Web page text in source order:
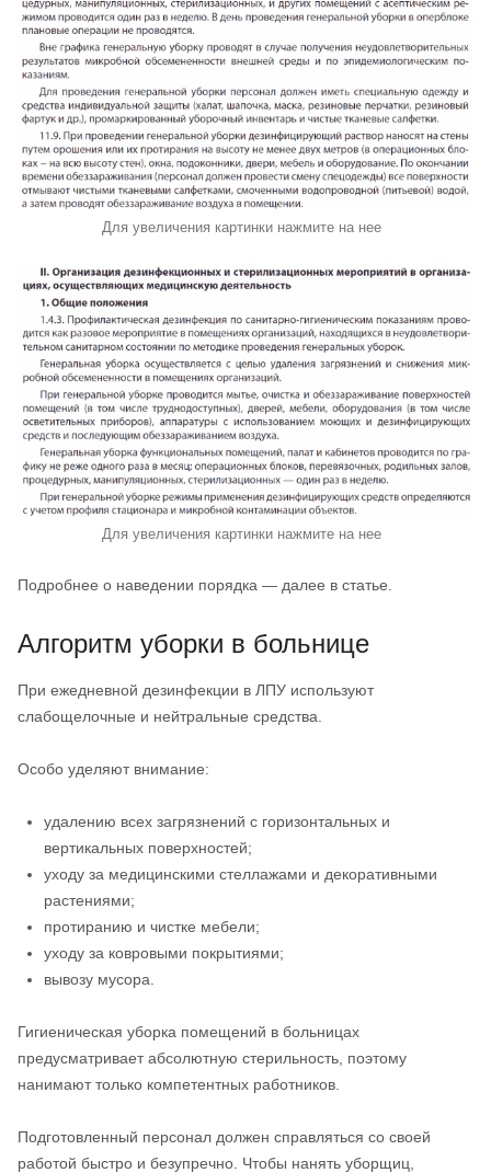
Для увеличения картинки нажмите на нее
Для увеличения картинки нажмите на нее
Подробнее о наведении порядка — далее в статье.
Алгоритм уборки в больнице
При ежедневной дезинфекции в ЛПУ используют
слабощелочные и нейтральные средства.
Особо уделяют внимание:
удалению всех загрязнений с горизонтальных и
вертикальных поверхностей;
уходу за медицинскими стеллажами и декоративными
растениями;
протиранию и чистке мебели;
уходу за ковровыми покрытиями;
вывозу мусора.
Гигиеническая уборка помещений в больницах
предусматривает абсолютную стерильность, поэтому
нанимают только компетентных работников.
Подготовленный персонал должен справляться со своей
работой быстро и безупречно. Чтобы нанять уборщиц,